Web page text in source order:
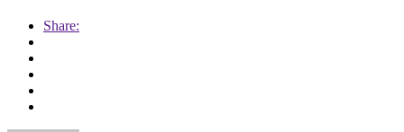
Share: